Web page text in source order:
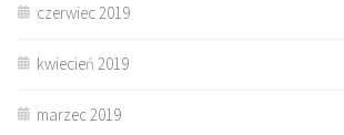
czerwiec 2019
kwiecień 2019
marzec 2019